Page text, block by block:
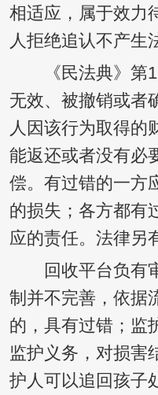
相适应，属于效力
人拒绝追认不产生
《民法典》第
无效、被撤销或者
人因该行为取得的
能返还或者没有必
偿。有过错的一方
的损失；各方都有
应的责任。法律另
回收平台负有审
制并不完善，依据
的，具有过错；监
监护义务，对损害
护人可以追回孩子